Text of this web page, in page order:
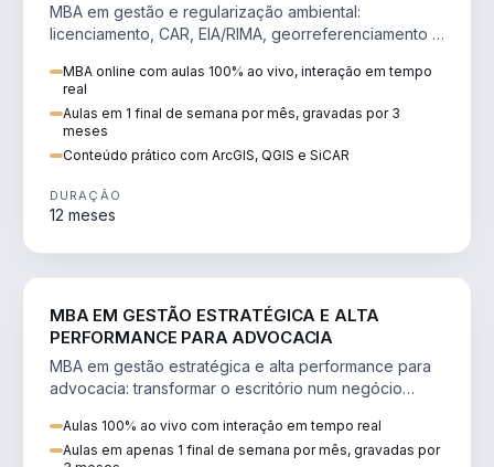
MBA em gestão e regularização ambiental:
licenciamento, CAR, EIA/RIMA, georreferenciamento e
MBA online com aulas 100% ao vivo, interação em tempo
real
Aulas em 1 final de semana por mês, gravadas por 3
meses
Conteúdo prático com ArcGIS, QGIS e SiCAR
DURAÇÃO
12 meses
MBA EM GESTÃO ESTRATÉGICA E ALTA
PERFORMANCE PARA ADVOCACIA
MBA em gestão estratégica e alta performance para
advocacia: transformar o escritório num negócio
Aulas 100% ao vivo com interação em tempo real
Aulas em apenas 1 final de semana por mês, gravadas por